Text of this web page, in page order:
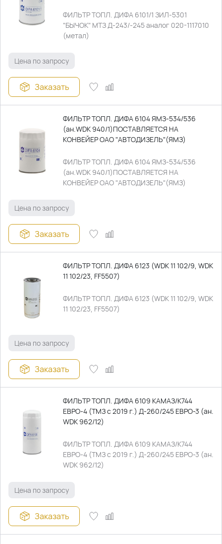
ФИЛЬТР ТОПЛ. ДИФА 6101/1 ЗИЛ-5301
"БЫЧОК" МТЗ Д-243/-245 аналог 020-1117010
(метал)
Цена по запросу
Заказать
ФИЛЬТР ТОПЛ. ДИФА 6104 ЯМЗ-534/536
(ан.WDK 940/1)ПОСТАВЛЯЕТСЯ НА
КОНВЕЙЕР ОАО "АВТОДИЗЕЛЬ"(ЯМЗ)
ФИЛЬТР ТОПЛ. ДИФА 6104 ЯМЗ-534/536
(ан.WDK 940/1)ПОСТАВЛЯЕТСЯ НА
КОНВЕЙЕР ОАО "АВТОДИЗЕЛЬ"(ЯМЗ)
Цена по запросу
Заказать
ФИЛЬТР ТОПЛ. ДИФА 6123 (WDK 11 102/9, WDK
11 102/23, FF5507)
ФИЛЬТР ТОПЛ. ДИФА 6123 (WDK 11 102/9, WDK
11 102/23, FF5507)
Цена по запросу
Заказать
ФИЛЬТР ТОПЛ. ДИФА 6109 КАМАЗ/К744
ЕВРО-4 (ТМЗ с 2019 г.) Д-260/245 ЕВРО-3 (ан.
WDK 962/12)
ФИЛЬТР ТОПЛ. ДИФА 6109 КАМАЗ/К744
ЕВРО-4 (ТМЗ с 2019 г.) Д-260/245 ЕВРО-3 (ан.
WDK 962/12)
Цена по запросу
Заказать